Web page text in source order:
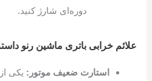
دوره‌ای شارژ کنید.
علائم خرابی باتری ماشین رنو
استارت ضعیف موتور: یکی